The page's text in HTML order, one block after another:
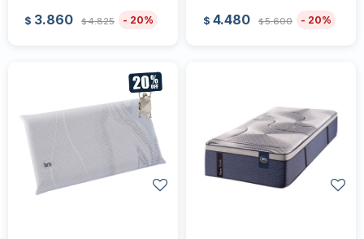
$ 3.860 $4.825 20 $ 4.480 $5.600 20